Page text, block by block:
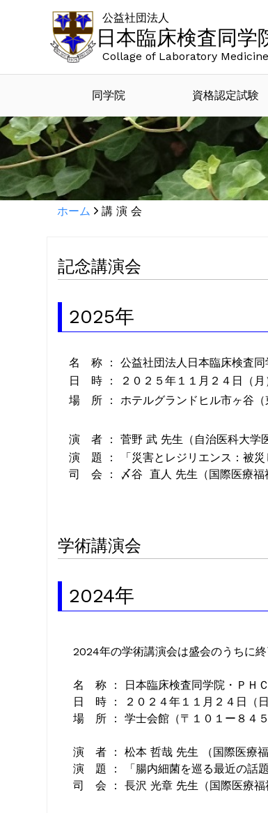
日本臨床検査同学
公益社団法人
Collage of Laboratory
同学院 資格認定試験
ホーム 講 演 会
記念講演会
2025年
名 称 ： 公益社団法人日本臨床検査同
日 時 ： ２０２５年１１月２４日（
場 所 ： ホテルグランドヒル市ヶ谷（
演 者 ： 菅野 武 先生（自治医科大学
演 題 ： 「災害とレジリエンス：被災
司 会 ： 〆谷 直人 先生（国際医療福
学術講演会
2024年
2024年の学術講演会は盛会のうちに終
名 称 ： 日本臨床検査同学院・ＰＨ
日 時 ： ２０２４年１１月２４日（
場 所 ： 学士会館（〒１０１ー８４５
演 者 ： 松本 哲哉 先生 （国際医療福
演 題 ： 「腸内細菌を巡る最近の話
司 会 ： 長沢 光章 先生（国際医療福